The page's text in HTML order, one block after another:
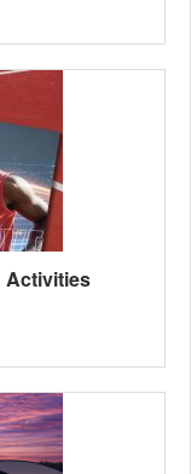
Activities